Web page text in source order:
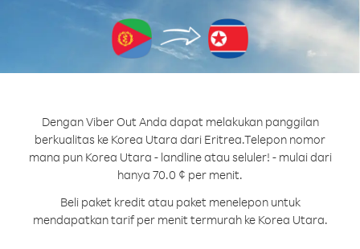
Dengan Viber Out Anda dapat melakukan panggilan
berkualitas ke Korea Utara dari Eritrea.Telepon nomor
mana pun Korea Utara - landline atau seluler! - mulai dari
hanya 70.0 ¢ per menit.
Beli paket kredit atau paket menelepon untuk
mendapatkan tarif per menit termurah ke Korea Utara.